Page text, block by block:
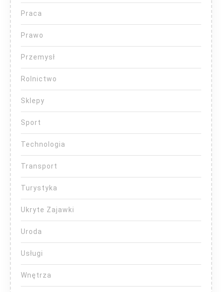
Praca
Prawo
Przemysł
Rolnictwo
Sklepy
Sport
Technologia
Transport
Turystyka
Ukryte Zajawki
Uroda
Usługi
Wnętrza